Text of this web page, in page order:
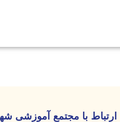
ارتباط با مجتمع آموزشی